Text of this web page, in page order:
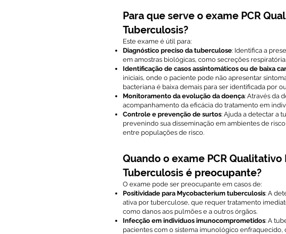
Para que serve o exame PCR
Tuberculosis?
Este exame é útil para:
Diagnóstico preciso da tuberculose: Identifica a
em amostras biológicas, como secreções
Identificação de casos assintomáticos ou de baixa
iniciais, onde o paciente pode não apresentar
bacteriana é baixa demais para ser identificada por
Monitoramento da evolução da doença: Através da
acompanhamento da eficácia do tratamento em
Controle e prevenção de surtos: Ajuda a detectar a
prevenindo sua disseminação em ambientes de
entre populações de risco.
Quando o exame PCR
Tuberculosis é preocupante?
O exame pode ser preocupante em casos de:
Positividade para Mycobacterium tuberculosis: A
ativa por tuberculose, que requer tratamento
como danos aos pulmões e a outros órgãos.
Infecção em indivíduos imunocomprometidos: A
pacientes com o sistema imunológico enfraquecido,